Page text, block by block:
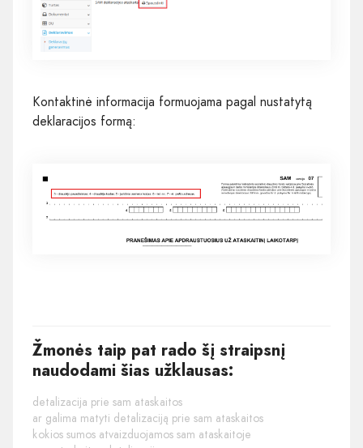
Kontaktinė informacija formuojama pagal nustatytą
deklaracijos formą:
Žmonės taip pat rado šį straipsnį
naudodami šias užklausas:
detalizacija prie sam ataskaitos
ar galima matyti detalizaciją prie sam ataskaitos
kokios sumos atvaizduojamos sam ataskaitoje